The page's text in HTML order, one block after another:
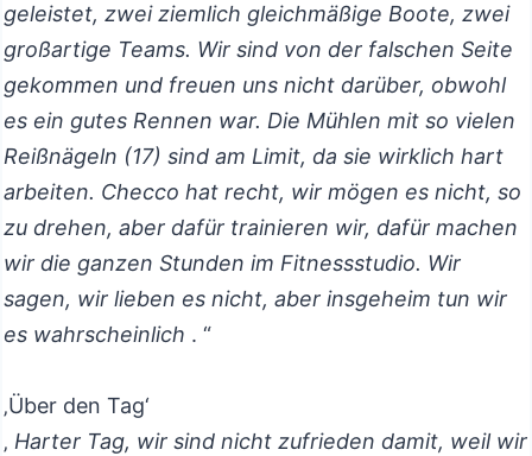
geleistet, zwei ziemlich gleichmäßige Boote, zwei
großartige Teams. Wir sind von der falschen Seite
gekommen und freuen uns nicht darüber, obwohl
es ein gutes Rennen war. Die Mühlen mit so vielen
Reißnägeln (17) sind am Limit, da sie wirklich hart
arbeiten. Checco hat recht, wir mögen es nicht, so
zu drehen, aber dafür trainieren wir, dafür machen
wir die ganzen Stunden im Fitnessstudio. Wir
sagen, wir lieben es nicht, aber insgeheim tun wir
es wahrscheinlich . “
‚Über den Tag‘
‚ Harter Tag, wir sind nicht zufrieden damit, weil wir